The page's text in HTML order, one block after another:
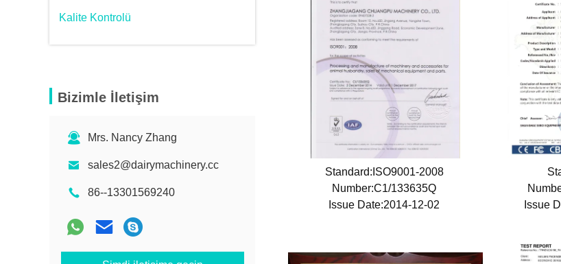
Kalite Kontrolü
Bizimle İletişim
Mrs. Nancy Zhang
sales2@dairymachinery.cc
86--13301569240
Standard:ISO9001-2008
Number:C1/133635Q
Issue Date:2014-12-02
Issue